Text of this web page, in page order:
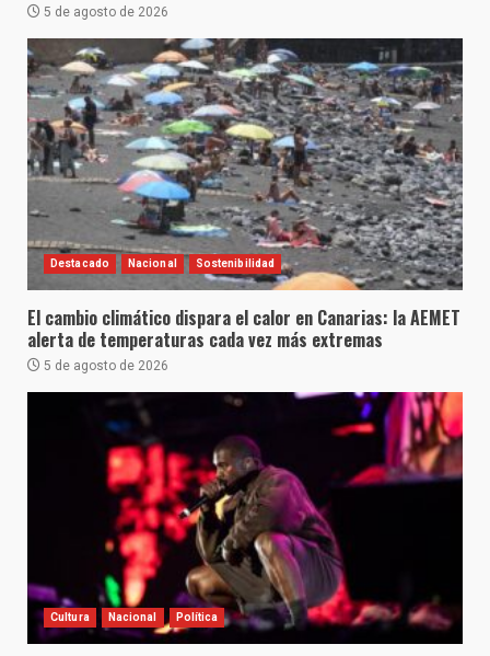
5 de agosto de 2026
Destacado Nacional Sostenibilidad
El cambio climático dispara el calor en Canarias: la AEMET
alerta de temperaturas cada vez más extremas
5 de agosto de 2026
Cultura Nacional Política